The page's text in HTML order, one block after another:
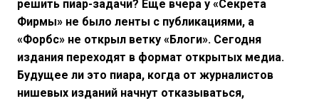
решить пиар-задачи? Еще вчера у «Секрета
Фирмы» не было ленты с публикациями, а
«Форбс» не открыл ветку «Блоги». Сегодня
издания переходят в формат открытых медиа.
Будущее ли это пиара, когда от журналистов
нишевых изданий начнут отказываться,